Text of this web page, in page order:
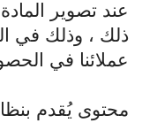
عند تصوير
ذلك ، وذلك في
عملائنا في
محتوى يُقدم